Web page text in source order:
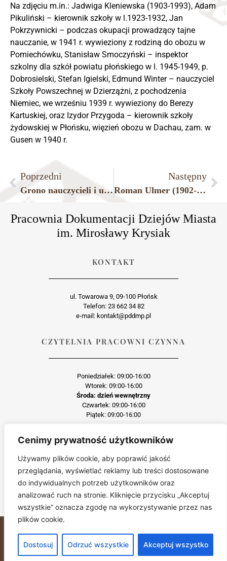
Cenimy prywatność użytkowników
Używamy plików cookie, aby poprawić jakość
przeglądania, wyświetlać reklamy lub treści dostosowane
do indywidualnych potrzeb użytkowników oraz
analizować ruch na stronie. Kliknięcie przycisku „Akceptuj
wszystkie” oznacza zgodę na wykorzystywanie przez nas
plików cookie.
Dostosuj Odrzuć wszystkie Akceptuj wszystko
Na zdjęciu m.in.: Jadwiga Kleniewska (1903-1993), Adam
Pikuliński – kierownik szkoły w l.1923-1932, Jan
Pokrzywnicki – podczas okupacji prowadzący tajne
nauczanie, w 1941 r. wywieziony z rodziną do obozu w
Pomiechówku, Stanisław Smoczyński – inspektor
szkolny dla szkół powiatu płońskiego w l. 1945-1949, p.
Dobrosielski, Stefan Igielski, Edmund Winter – nauczyciel
Szkoły Powszechnej w Dzierzążni, z pochodzenia
Niemiec, we wrześniu 1939 r. wywieziony do Berezy
Kartuskiej, oraz Izydor Przygoda – kierownik szkoły
żydowskiej w Płońsku, więzień obozu w Dachau, zam. w
Gusen w 1940 r.
Poprzedni
Grono nauczycieli i uczniów Publicznej Szkoły Powszechnej w Płońsku, lata 20. XX w.
Następny
Roman Ulmer (1902-1982) – uczestnik wojny bolszewickiej, burmistrz Płońska w latach 1945-1947, z kolegą Józefem Urbańskim (z lewej).
Pracownia Dokumentacji Dziejów Miasta
im. Mirosławy Krysiak
KONTAKT
ul. Towarowa 9, 09-100 Płońsk
Telefon: 23 662 34 82
e-mail: kontakt@pddmp.pl
CZYTELNIA PRACOWNI CZYNNA
Poniedziałek: 09:00-16:00
Wtorek: 09:00-16:00
Środa: dzień wewnętrzny
Czwartek: 09:00-16:00
Piątek: 09:00-16:00
Każda reprodukcja lub adaptacja całości bądź części materiału, niezależnie od
zastosowanej techniki reprodukcji jest surowo zabroniona
Jakiekolwiek kopiowanie, reprodukcja lub publikacja prezentowanego materiału
pochodzącego ze strony pddmp.pl w jakiejkolwiek formie i postaci jest zabroniona
bez uprzedniej zgody.
Wszelkie zgłoszenia dotyczące naruszenia praw autorskich będą wnikliwie
sprawdzane.
zastrzeżone
Opieka i wsparcie SKYREX
Polityka prywatności